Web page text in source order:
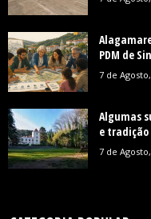
PDM de
7 de
Algumas
e tradição
7 de